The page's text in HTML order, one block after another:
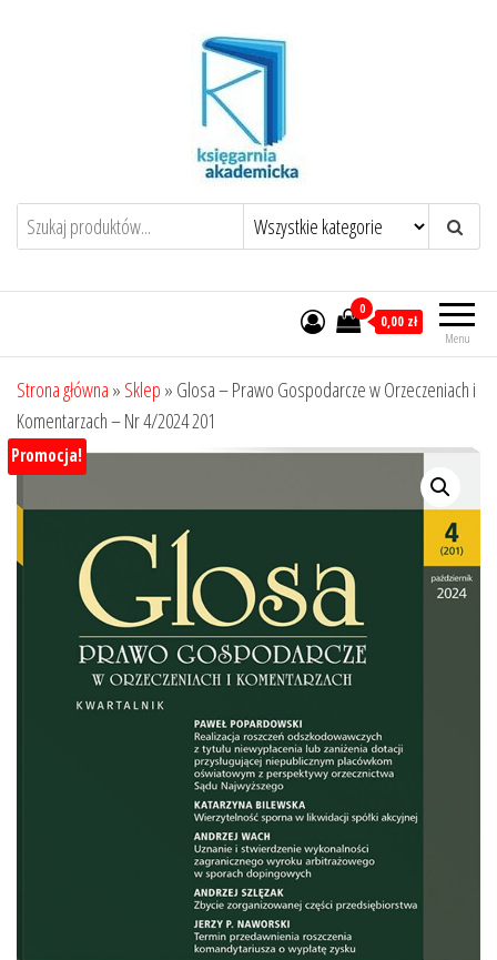
Menu
0
0,00 zł
Strona główna » Sklep » Glosa – Prawo Gospodarcze w Orzeczeniach i
Komentarzach – Nr 4/2024 201
Promocja!